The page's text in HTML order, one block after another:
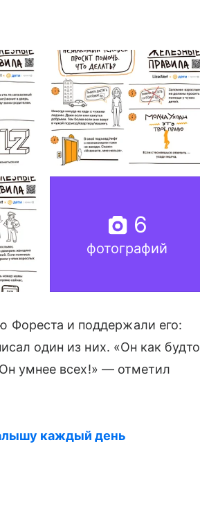
6
фотографий
Фореста и поддержали его:
один из них. «Он как будто
умнее всех!» — отметил
каждый день